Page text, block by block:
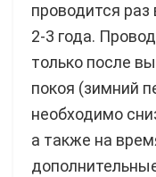
проводится раз
2-3 года.
только после
покоя (зимний
необходимо
а также на